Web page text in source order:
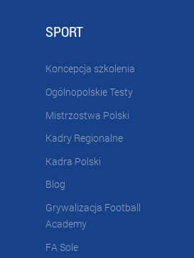
SPORT
Koncepcja szkolenia
Ogólnopolskie Testy
Mistrzostwa Polski
Kadry Regionalne
Kadra Polski
Blog
Grywalizacja Football
Academy
FA Sole